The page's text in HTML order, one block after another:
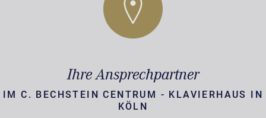
Ihre Ansprechpartner
IM C. BECHSTEIN CENTRUM - KLAVIERHAUS IN
KÖLN